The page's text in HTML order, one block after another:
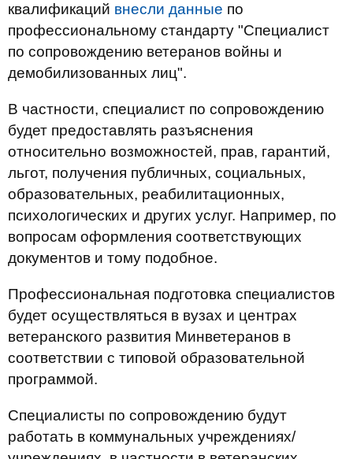
квалификаций внесли данные по
профессиональному стандарту "Специалист
по сопровождению ветеранов войны и
демобилизованных лиц".
В частности, специалист по сопровождению
будет предоставлять разъяснения
относительно возможностей, прав, гарантий,
льгот, получения публичных, социальных,
образовательных, реабилитационных,
психологических и других услуг. Например, по
вопросам оформления соответствующих
документов и тому подобное.
Профессиональная подготовка специалистов
будет осуществляться в вузах и центрах
ветеранского развития Минветеранов в
соответствии с типовой образовательной
программой.
Специалисты по сопровождению будут
работать в коммунальных учреждениях/